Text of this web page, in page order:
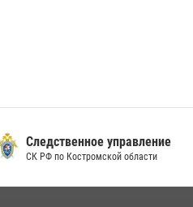
Следственное управление
СК РФ по Костромской области